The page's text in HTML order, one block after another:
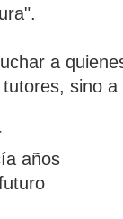
a
sino
años